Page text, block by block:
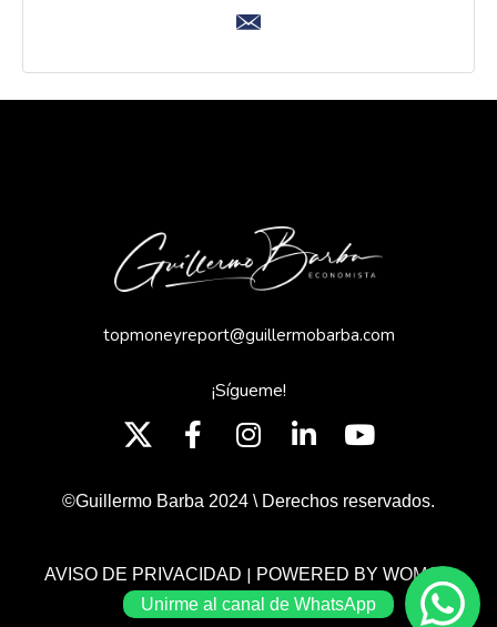
topmoneyreport@guillermobarba.com
¡Sígueme!
©Guillermo Barba 2024 \ Derechos reservados.
AVISO DE PRIVACIDAD | POWERED BY WOMGP
Unirme al canal de WhatsApp